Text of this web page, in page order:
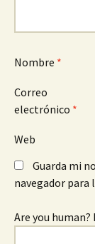
Nombre *
Correo
electrónico *
Web
Guarda mi
navegador para
Are you human?